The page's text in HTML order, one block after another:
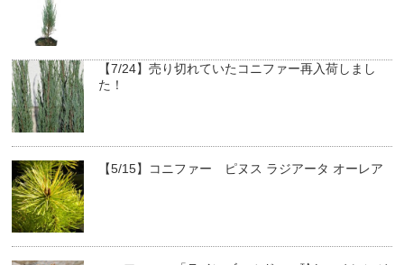
【7/24】売り切れていたコニファー再入荷しまし
た！
【5/15】コニファー ピヌス ラジアータ オーレア